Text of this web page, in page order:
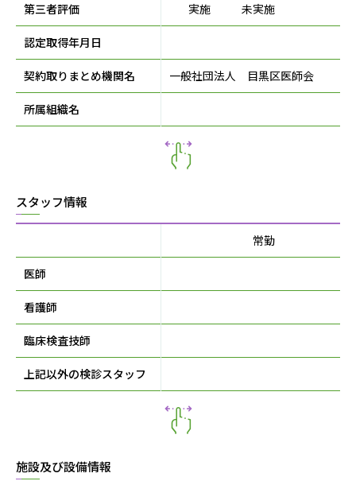
第三者評価 実施 未実施
認定取得年月日
契約取りまとめ機関名 一般社団法人 目黒区医師会
所属組織名
スタッフ情報
常勤
医師
看護師
臨床検査技師
上記以外の検診スタッフ
施設及び設備情報